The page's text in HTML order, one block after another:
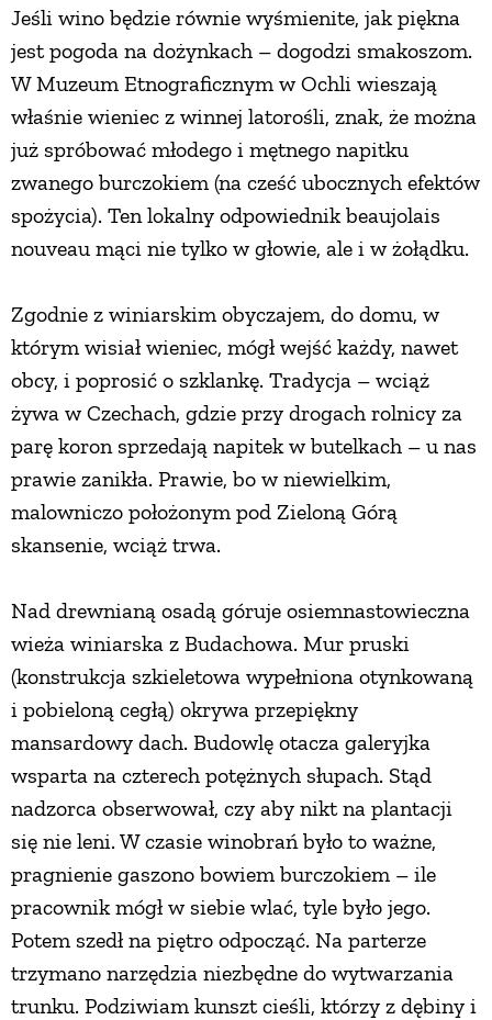
Jeśli wino będzie równie wyśmienite, jak piękna
jest pogoda na dożynkach – dogodzi smakoszom.
W Muzeum Etnograficznym w Ochli wieszają
właśnie wieniec z winnej latorośli, znak, że można
już spróbować młodego i mętnego napitku
zwanego burczokiem (na cześć ubocznych efektów
spożycia). Ten lokalny odpowiednik beaujolais
nouveau mąci nie tylko w głowie, ale i w żołądku.
Zgodnie z winiarskim obyczajem, do domu, w
którym wisiał wieniec, mógł wejść każdy, nawet
obcy, i poprosić o szklankę. Tradycja – wciąż
żywa w Czechach, gdzie przy drogach rolnicy za
parę koron sprzedają napitek w butelkach – u nas
prawie zanikła. Prawie, bo w niewielkim,
malowniczo położonym pod Zieloną Górą
skansenie, wciąż trwa.
Nad drewnianą osadą góruje osiemnastowieczna
wieża winiarska z Budachowa. Mur pruski
(konstrukcja szkieletowa wypełniona otynkowaną
i pobieloną cegłą) okrywa przepiękny
mansardowy dach. Budowlę otacza galeryjka
wsparta na czterech potężnych słupach. Stąd
nadzorca obserwował, czy aby nikt na plantacji
się nie leni. W czasie winobrań było to ważne,
pragnienie gaszono bowiem burczokiem – ile
pracownik mógł w siebie wlać, tyle było jego.
Potem szedł na piętro odpocząć. Na parterze
trzymano narzędzia niezbędne do wytwarzania
trunku. Podziwiam kunszt cieśli, którzy z dębiny i
KRAJOBRAZ
RĘKODZIEŁO
RZEMIOSŁO
ZWYCZAJE
PRZEPISY
ŚNIADANIA
DANIA GŁÓWNE
CIASTA I DESERY
DODATKI
PRZETWORY
INNE